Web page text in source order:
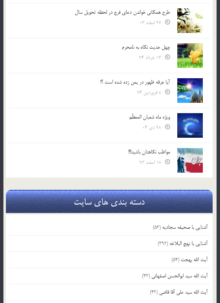
طرح همگانی خواندن دعای فرج در لحظه تحویل سال
چهل حدیث نگاه به نامحرم
آیا جرقه ظهور در یمن زده شده است ؟!
ویژه ماه شعبان المعظّم
مواظب نگاهتان باشید!!!
دسته بندی های سایت
آشنایی با صحیفه سجادیه (56)
آشنایی با نهج البلاغه (392)
آیت الله بهجت (54)
آیت الله سید ابوالحسن اصفهانی (43)
آیت الله سید علی آقا قاضی (42)